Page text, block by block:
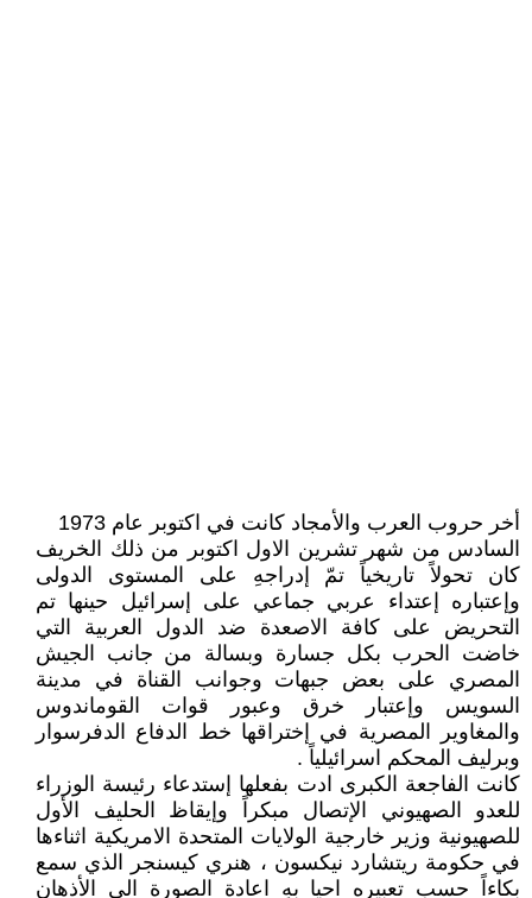
أخر حروب العرب والأمجاد كانت في اكتوبر عام 1973
السادس من شهر تشرين الاول اكتوبر من ذلك الخريف
كان تحولاً تاريخياً تمّ إدراجهِ على المستوى الدولى
وإعتباره إعتداء عربي جماعي على إسرائيل حينها تم
التحريض على كافة الاصعدة ضد الدول العربية التي
خاضت الحرب بكل جسارة وبسالة من جانب الجيش
المصري على بعض جبهات وجوانب القناة في مدينة
السويس وإعتبار خرق وعبور قوات القوماندوس
والمغاوير المصرية في إختراقها خط الدفاع الدفرسوار
وبرليف المحكم اسرائيلياً .
كانت الفاجعة الكبرى ادت بفعلها إستدعاء رئيسة الوزراء
للعدو الصهيوني الإتصال مبكراً وإيقاظ الحليف الأول
للصهيونية وزير خارجية الولايات المتحدة الامريكية اثناءها
في حكومة ريتشارد نيكسون ، هنري كيسنجر الذي سمع
بكاءاً حسب تعبيره احيا بهِ اعادة الصورة الى الأذهان